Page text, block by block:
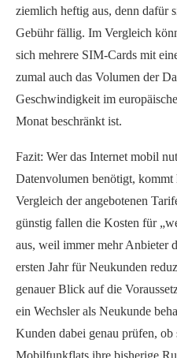
ziemlich heftig aus, denn dafür
Gebühr fällig. Im Vergleich
sich mehrere SIM-Cards mit
zumal auch das Volumen der
Geschwindigkeit im
Monat beschränkt ist.
Fazit: Wer das Internet mobil
Datenvolumen benötigt, kommt
Vergleich der angebotenen
günstig fallen die Kosten für
aus, weil immer mehr Anbieter
ersten Jahr für Neukunden
genauer Blick auf die
ein Wechsler als Neukunde
Kunden dabei genau prüfen,
Mobilfunkflats ihre bisherige